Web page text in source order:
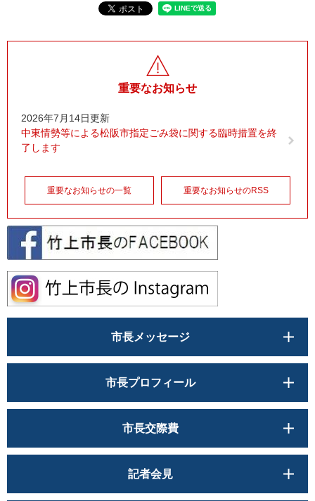
重要なお知らせ
2026年7月14日更新
中東情勢等による松阪市指定ごみ袋に関する臨時措置を終
了します
重要なお知らせの一覧 重要なお知らせのRSS
市長メッセージ
市長プロフィール
市長交際費
記者会見